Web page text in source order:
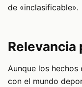
de «inclasificable».
Relevancia
Aunque los
con el mundo